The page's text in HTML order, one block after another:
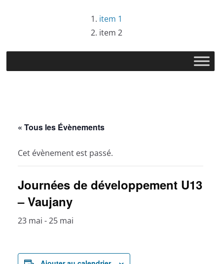
item 1
item 2
« Tous les Évènements
Cet évènement est passé.
Journées de développement U13
– Vaujany
23 mai -25 mai